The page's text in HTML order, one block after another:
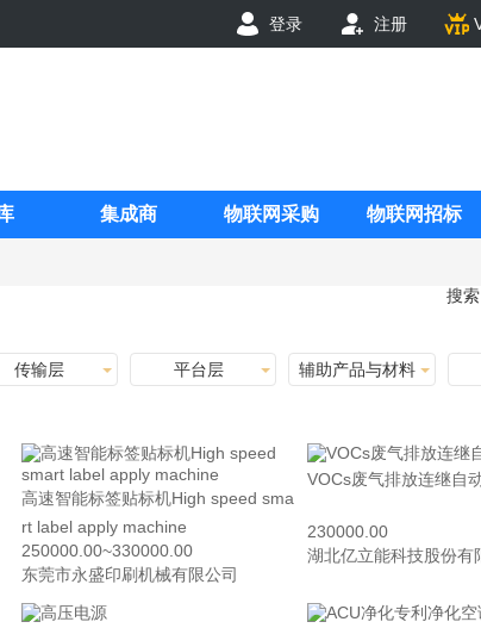
登录 注册
集成商 物联网采购 物联网招标
搜索
传输层 平台层 辅助产品与材料
高速智能标签贴标机High speed sma
rt label apply machine
250000.00~330000.00
东莞市永盛印刷机械有限公司
VOCs废气排放连继自
230000.00
湖北亿立能科技股份有